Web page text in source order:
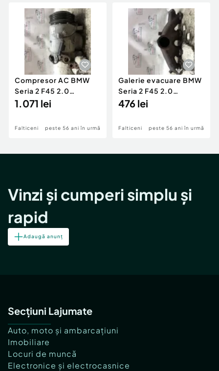
Servicii
Animale de companie
Afaceri și echipamente profesionale
Inchiriere Bunuri si Vehicule
Utilaje agricole si industriale
Piese auto si accesorii
Dacia Duster
Compresor AC BMW
Seria 2 F45 2.0
Motorina 2016
1.071 lei
Falticeni peste 56 ani în urmă
Galerie evacuare BMW
Seria 2 F45 2.0
Motorina 2016
476 lei
Falticeni peste 56 ani în urmă
Vinzi și cumperi simplu și
rapid
Adaugă anunț
Secțiuni Lajumate
Auto, moto și ambarcațiuni
Imobiliare
Locuri de muncă
Electronice și electrocasnice